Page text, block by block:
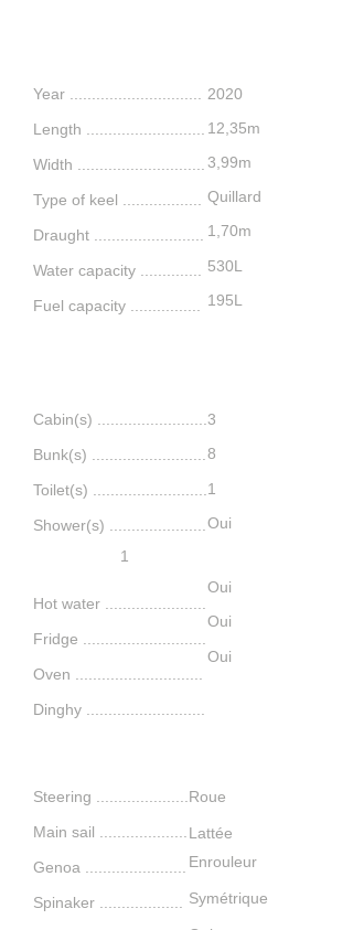
Year ..............................
L ength ........
Width .............................
Type of keel ..................
Draught .........................
Water capacity ...
Fuel capacity ...............
2020
12,35m
3,99m
Quillard
1,70m
530L
195L
Cabin(s) .........................
Bunk(s) ..........................
Toilet(s) ..........................
Shower(s) ......................
3
8
1
Oui
1
Hot water .......................
Fridge ............................
Oven .............................
Dinghy ...........................
Oui
Oui
Oui
Steering .....................
Main sail .
Genoa .
Spinaker ..............
Roue
Lattée
Enrouleur
Symétrique